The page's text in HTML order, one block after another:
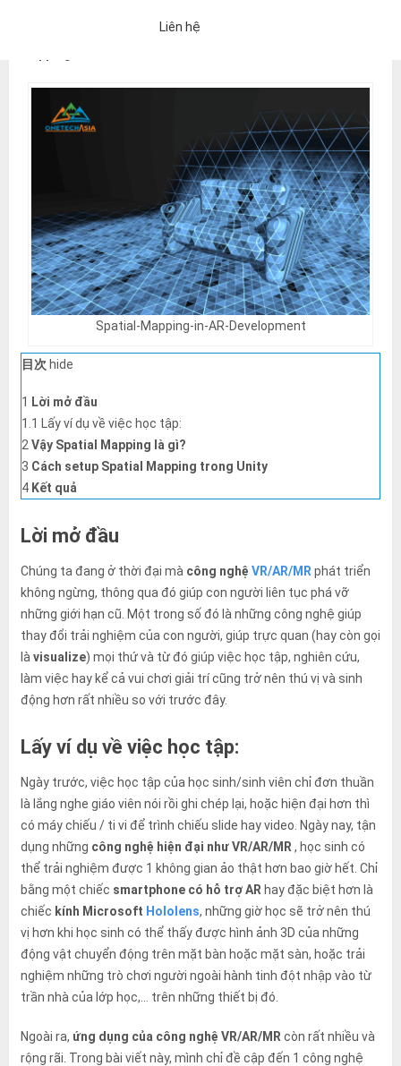
Liên hệ
VR/MR/AR Development
Spatial-Mapping-in-AR-Development
目次 hide
1 Lời mở đầu
1.1 Lấy ví dụ về việc học tập:
2 Vậy Spatial Mapping là gì?
3 Cách setup Spatial Mapping trong Unity
4 Kết quả
Lời mở đầu
Chúng ta đang ở thời đại mà công nghệ VR/AR/MR phát triển
không ngừng, thông qua đó giúp con người liên tục phá vỡ
những giới hạn cũ. Một trong số đó là những công nghệ giúp
thay đổi trải nghiệm của con người, giúp trực quan (hay còn gọi
là visualize) mọi thứ và từ đó giúp việc học tập, nghiên cứu,
làm việc hay kể cả vui chơi giải trí cũng trở nên thú vị và sinh
động hơn rất nhiều so với trước đây.
Lấy ví dụ về việc học tập:
Ngày trước, việc học tập của học sinh/sinh viên chỉ đơn thuần
là lắng nghe giáo viên nói rồi ghi chép lại, hoặc hiện đại hơn thì
có máy chiếu / ti vi để trình chiếu slide hay video. Ngày nay, tận
dụng những công nghệ hiện đại như VR/AR/MR , học sinh có
thể trải nghiệm được 1 không gian ảo thật hơn bao giờ hết. Chỉ
bằng một chiếc smartphone có hỗ trợ AR hay đặc biệt hơn là
chiếc kính Microsoft Hololens, những giờ học sẽ trở nên thú
vị hơn khi học sinh có thể thấy được hình ảnh 3D của những
động vật chuyển động trên mặt bàn hoặc mặt sàn, hoặc trải
nghiệm những trò chơi người ngoài hành tinh đột nhập vào từ
trần nhà của lớp học,… trên những thiết bị đó.
Ngoài ra, ứng dụng của công nghệ VR/AR/MR còn rất nhiều và
rộng rãi. Trong bài viết này, mình chỉ đề cập đến 1 công nghệ
「Chính sách bảo mật」
đó.